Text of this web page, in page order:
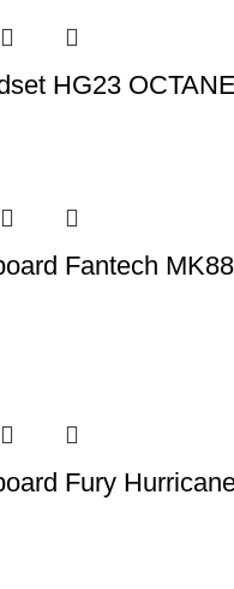
HG23
Fantech
Fury